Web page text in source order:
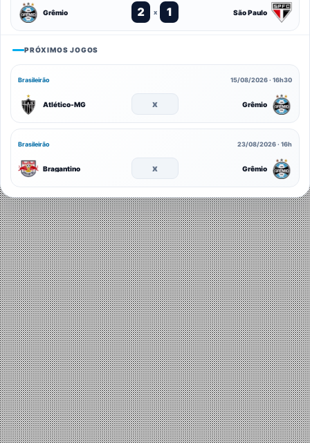
Grêmio 2 x 1 São Paulo
PRÓXIMOS JOGOS
Brasileirão 15/08/2026 · 16h30
Atlético-MG x Grêmio
Brasileirão 23/08/2026 · 16h
Bragantino x Grêmio